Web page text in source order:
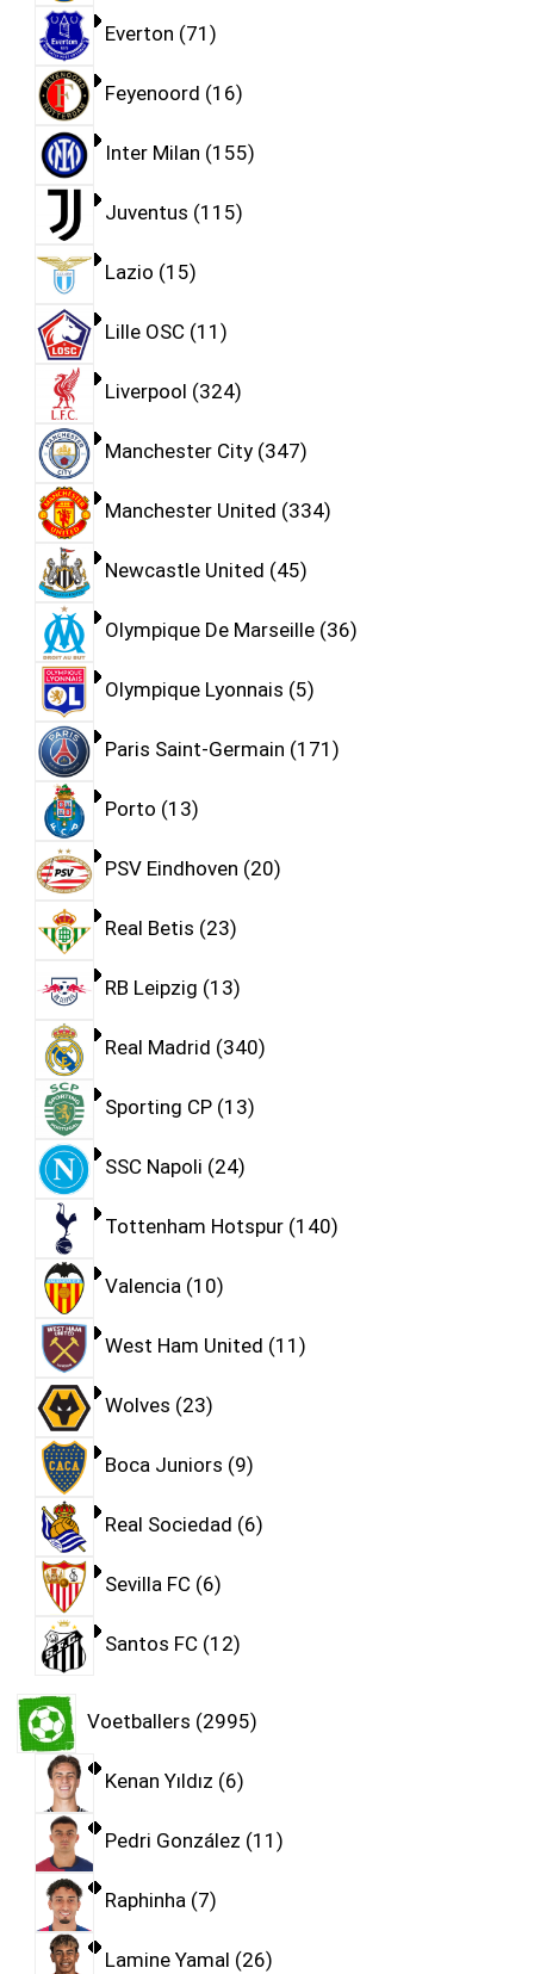
Everton 71
Feyenoord 16
Inter Milan 155
Juventus 115
Lazio 15
Lille OSC 11
Liverpool 324
Manchester City 347
Manchester United 334
Newcastle United 45
Olympique De Marseille 36
Olympique Lyonnais 5
Paris Saint-Germain 171
Porto 13
PSV Eindhoven 20
Real Betis 23
RB Leipzig 13
Real Madrid 340
Sporting CP 13
SSC Napoli 24
Tottenham Hotspur 140
Valencia 10
West Ham United 11
Wolves 23
Boca Juniors 9
Real Sociedad 6
Sevilla FC 6
Santos FC 12
Voetballers 2995
Kenan Yıldız 6
Pedri González 11
Raphinha 7
Lamine Yamal 26